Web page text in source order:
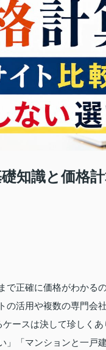
知識と価格
で正確に価格がわか
の活用や複数の専門会
ースは決して珍しくあ
」「マンションと一